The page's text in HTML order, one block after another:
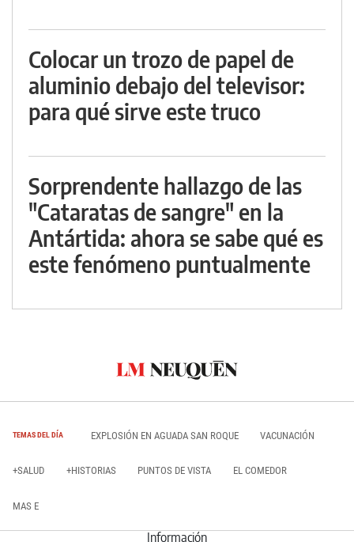
Colocar un trozo de papel de
aluminio debajo del televisor:
para qué sirve este truco
Sorprendente hallazgo de las
"Cataratas de sangre" en la
Antártida: ahora se sabe qué es
este fenómeno puntualmente
TEMAS DEL DÍA EXPLOSIÓN EN AGUADA SAN ROQUE VACUNACIÓN
+SALUD +HISTORIAS PUNTOS DE VISTA EL COMEDOR
MAS E
Información